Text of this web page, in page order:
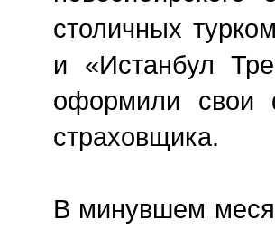
столичных
и «Истанбул
оформили свои
страховщика.
В минувшем